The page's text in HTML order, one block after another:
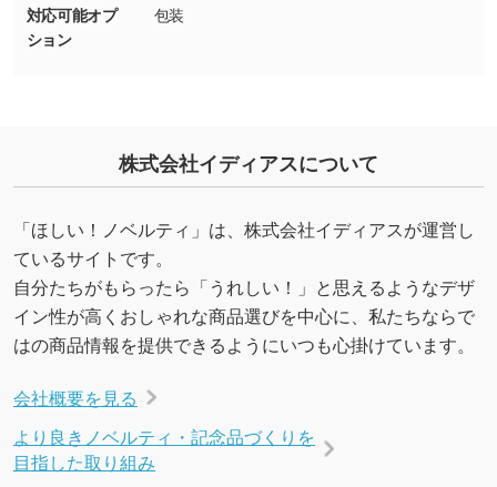
・デザインにQRコードを入れたい／QRコード
を生成してほしい
対応可能オプ
ション
包装
株式会社イディアスについて
「ほしい！ノベルティ」は、株式会社イディアスが運営し
ているサイトです。
自分たちがもらったら「うれしい！」と思えるようなデザ
イン性が高くおしゃれな商品選びを中心に、私たちならで
はの商品情報を提供できるようにいつも心掛けています。
会社概要を見る
より良きノベルティ・記念品づくりを
目指した取り組み